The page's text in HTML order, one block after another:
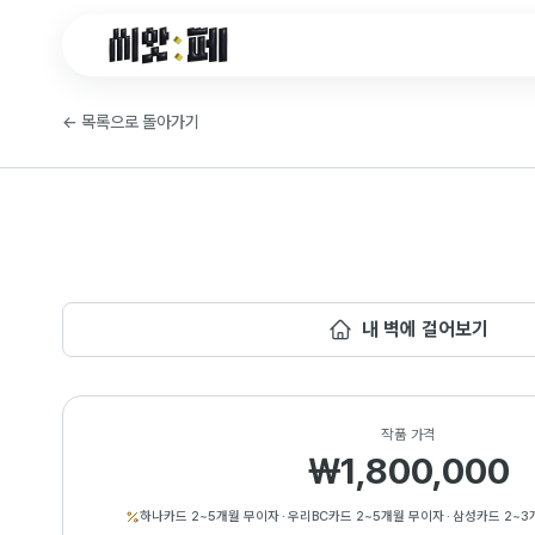
씨앗페 온라인 홈
← 목록으로 돌아가기
내 벽에 걸어보기
작품 가격
₩1,800,000
하나카드 2~5개월 무이자· 우리BC카드 2~5개월 무이자· 삼성카드 2~3